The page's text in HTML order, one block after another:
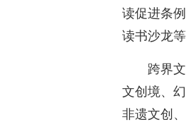
读促进条
读书沙龙
跨界
文创境、
非遗文创